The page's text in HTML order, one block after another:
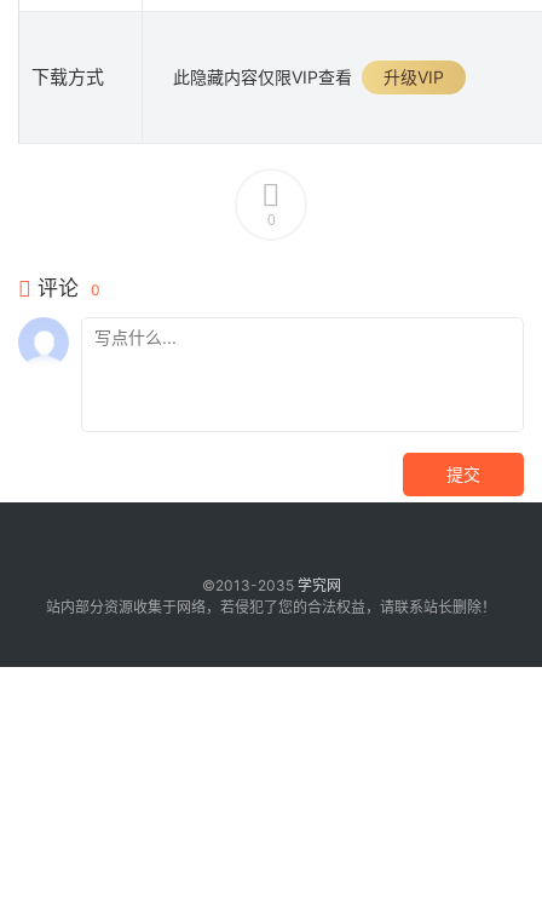
下载方式 此隐藏内容仅限VIP查看 升级VIP
0
评论 0
提交
©2013-2035 学究网
站内部分资源收集于网络，若侵犯了您的合法权益，请联系站长删除！